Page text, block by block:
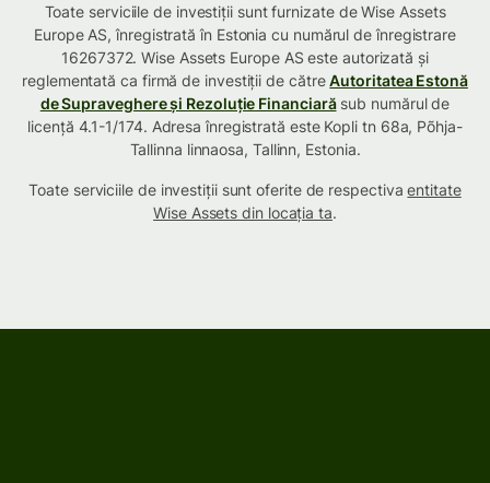
Toate serviciile de investiții sunt furnizate de Wise Assets
Europe AS, înregistrată în Estonia cu numărul de înregistrare
16267372. Wise Assets Europe AS este autorizată și
reglementată ca firmă de investiții de cătreAutoritatea Estonă
de Supraveghere și Rezoluție Financiarăsub numărul de
licență 4.1-1/174. Adresa înregistrată este Kopli tn 68a, Põhja-
Tallinna linnaosa, Tallinn, Estonia.
Toate serviciile de investiții sunt oferite de respectivaentitate
Wise Assets din locația ta.